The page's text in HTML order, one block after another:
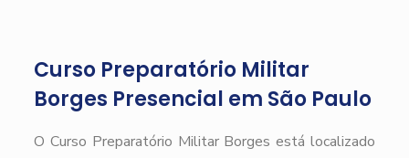
Curso Preparatório Militar
Borges Presencial em São Paulo
O Curso Preparatório Militar Borges está localizado